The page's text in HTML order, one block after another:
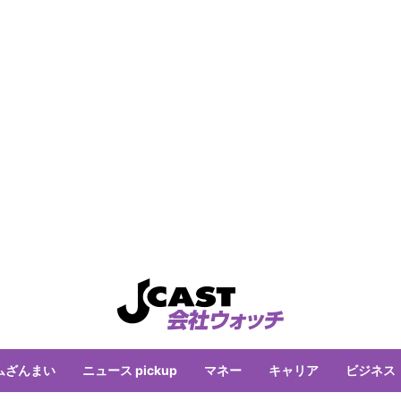
ざんまい ニュース pickup マネー キャリア ビジネス